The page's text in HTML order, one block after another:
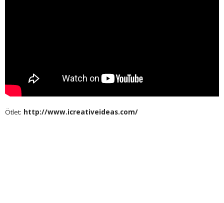
Ötlet: http://www.icreativeideas.com/